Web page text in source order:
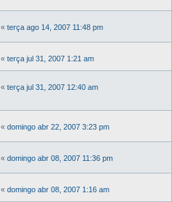
« terça ago 14, 2007 11:48 pm
« terça jul 31, 2007 1:21 am
« terça jul 31, 2007 12:40 am
« domingo abr 22, 2007 3:23 pm
« domingo abr 08, 2007 11:36 pm
« domingo abr 08, 2007 1:16 am